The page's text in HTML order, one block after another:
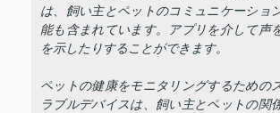
は、飼い主とペットのコミュニケーショ
能も含まれています。アプリを介して声
を示したりすることができます。
ペットの健康をモニタリングするための
ラブルデバイスは、飼い主とペットの関